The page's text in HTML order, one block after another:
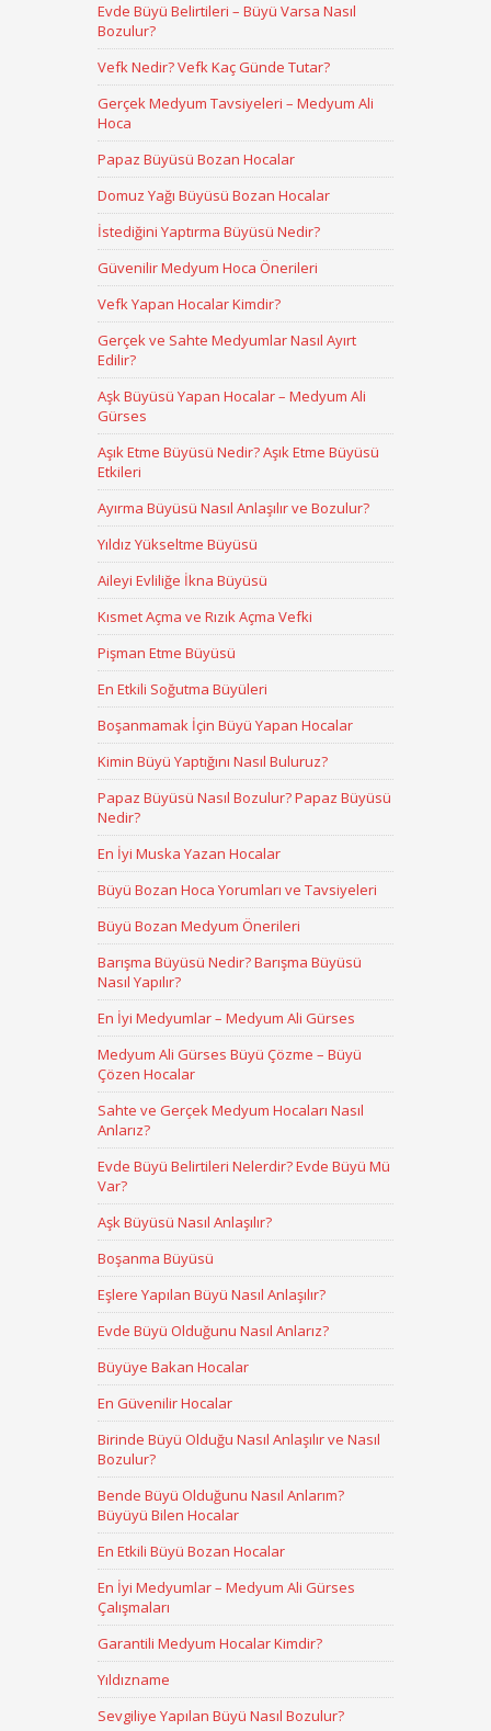
Evde Büyü Belirtileri – Büyü Varsa Nasıl
Bozulur?
Vefk Nedir? Vefk Kaç Günde Tutar?
Gerçek Medyum Tavsiyeleri – Medyum Ali
Hoca
Papaz Büyüsü Bozan Hocalar
Domuz Yağı Büyüsü Bozan Hocalar
İstediğini Yaptırma Büyüsü Nedir?
Güvenilir Medyum Hoca Önerileri
Vefk Yapan Hocalar Kimdir?
Gerçek ve Sahte Medyumlar Nasıl Ayırt
Edilir?
Aşk Büyüsü Yapan Hocalar – Medyum Ali
Gürses
Aşık Etme Büyüsü Nedir? Aşık Etme Büyüsü
Etkileri
Ayırma Büyüsü Nasıl Anlaşılır ve Bozulur?
Yıldız Yükseltme Büyüsü
Aileyi Evliliğe İkna Büyüsü
Kısmet Açma ve Rızık Açma Vefki
Pişman Etme Büyüsü
En Etkili Soğutma Büyüleri
Boşanmamak İçin Büyü Yapan Hocalar
Kimin Büyü Yaptığını Nasıl Buluruz?
Papaz Büyüsü Nasıl Bozulur? Papaz Büyüsü
Nedir?
En İyi Muska Yazan Hocalar
Büyü Bozan Hoca Yorumları ve Tavsiyeleri
Büyü Bozan Medyum Önerileri
Barışma Büyüsü Nedir? Barışma Büyüsü
Nasıl Yapılır?
En İyi Medyumlar – Medyum Ali Gürses
Medyum Ali Gürses Büyü Çözme – Büyü
Çözen Hocalar
Sahte ve Gerçek Medyum Hocaları Nasıl
Anlarız?
Evde Büyü Belirtileri Nelerdir? Evde Büyü Mü
Var?
Aşk Büyüsü Nasıl Anlaşılır?
Boşanma Büyüsü
Eşlere Yapılan Büyü Nasıl Anlaşılır?
Evde Büyü Olduğunu Nasıl Anlarız?
Büyüye Bakan Hocalar
En Güvenilir Hocalar
Birinde Büyü Olduğu Nasıl Anlaşılır ve Nasıl
Bozulur?
Bende Büyü Olduğunu Nasıl Anlarım?
Büyüyü Bilen Hocalar
En Etkili Büyü Bozan Hocalar
En İyi Medyumlar – Medyum Ali Gürses
Çalışmaları
Garantili Medyum Hocalar Kimdir?
Yıldızname
Sevgiliye Yapılan Büyü Nasıl Bozulur?